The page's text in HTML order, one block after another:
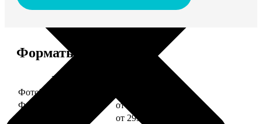
Форматы и цены
Услуга
ФотоКниги "Премиум"
ФотоКниги "Слим"
от 1290
ФотоКниги "Лайт"
от 2990